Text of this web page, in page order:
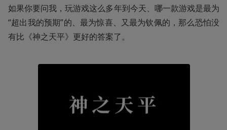
如果你要问我，玩游戏这么多年到今天、哪一款游戏是最为
“超出我的预期”的、最为惊喜、又最为钦佩的，那么恐怕没
有比《神之天平》更好的答案了。